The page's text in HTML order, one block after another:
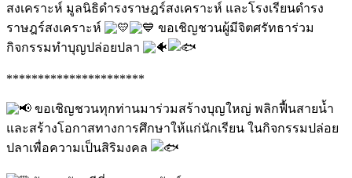
สงเคราะห์ มูลนิธิดำรงราษฎร์สงเคราะห์ และโรงเรียนดำรง
ราษฎร์สงเคราะห์
ขอเชิญชวนผู้มีจิตศรัทธาร่วม
กิจกรรมทำบุญปล่อยปลา
**********************
ขอเชิญชวนทุกท่านมาร่วมสร้างบุญใหญ่ พลิกฟื้นสายน้ำ
และสร้างโอกาสทางการศึกษาให้แก่นักเรียน ในกิจกรรมปล่อย
ปลาเพื่อความเป็นสิริมงคล